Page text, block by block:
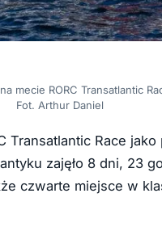
na mecie RORC Transatlantic
Fot. Arthur Daniel
Race jako
zajęło 8 dni, 23
czwarte miejsce w